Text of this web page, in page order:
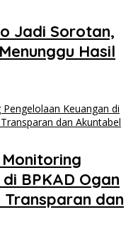
Jadi Sorotan,
Hasil
Monitoring
BPKAD Ogan
dan